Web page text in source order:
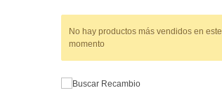
No hay productos más vendidos en este
momento